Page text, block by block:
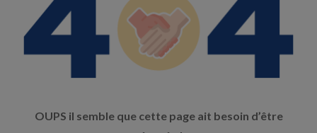
OUPS il semble que cette page ait besoin d’être